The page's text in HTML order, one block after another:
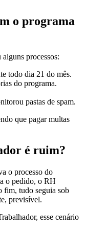
o programa
processos:
todo dia 21 do mês.
do programa.
pastas de spam.
que pagar multas
é ruim?
o processo do
o pedido, o RH
fim, tudo seguia sob
previsível.
esse cenário